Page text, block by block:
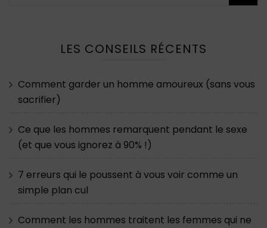
LES CONSEILS RÉCENTS
Comment garder un homme amoureux (sans vous
sacrifier)
Ce que les hommes remarquent pendant le sexe
(et que vous ignorez à 90% !)
7 erreurs qui le poussent à vous voir comme un
simple plan cul
Comment les hommes traitent les femmes qui ne